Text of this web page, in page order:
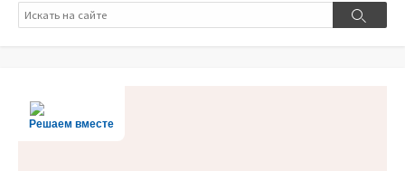
Поиск
Поиск
Решаем вместе